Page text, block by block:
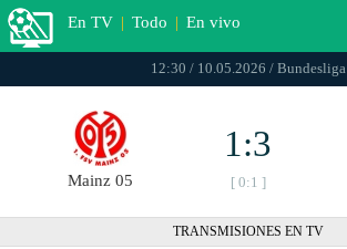
En TV | Todo | En vivo
12:30 / 10.05.2026 / Bundesliga
Mainz 05
1:3
[ 0:1 ]
TRANSMISIONES EN TV